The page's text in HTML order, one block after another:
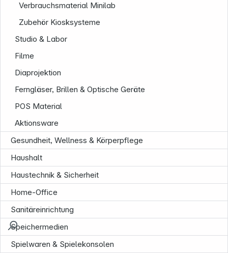
Verbrauchsmaterial Minilab
Zubehör Kiosksysteme
Studio & Labor
Filme
Diaprojektion
Ferngläser, Brillen & Optische Geräte
POS Material
Aktionsware
Gesundheit, Wellness & Körperpflege
Haushalt
Haustechnik & Sicherheit
Home-Office
Sanitäreinrichtung
Speichermedien
Spielwaren & Spielekonsolen